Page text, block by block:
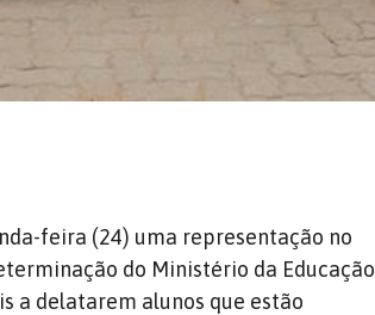
feira (24) uma representação no
do Ministério da Educação
a delatarem alunos que estão